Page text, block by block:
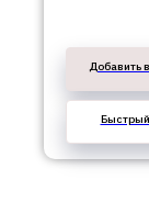
Добавить